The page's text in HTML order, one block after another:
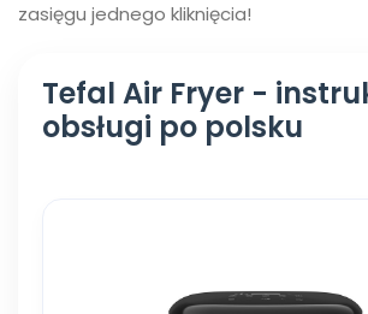
zasięgu jednego kliknięcia!​
Tefal Air Fryer -
obsługi po polsku